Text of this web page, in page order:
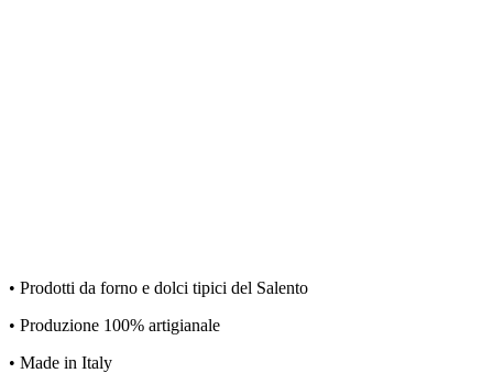
• Prodotti da forno e dolci tipici del Salento
• Produzione 100% artigianale
• Made in Italy